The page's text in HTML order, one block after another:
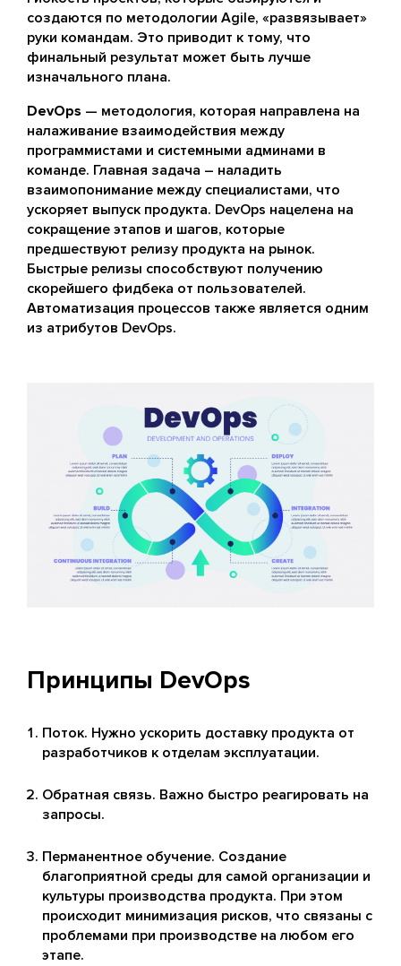
создаются по методологии Agile, «развязывает»
руки командам. Это приводит к тому, что
финальный результат может быть лучше
изначального плана.
DevOps — методология, которая направлена на
налаживание взаимодействия между
программистами и системными админами в
команде. Главная задача – наладить
взаимопонимание между специалистами, что
ускоряет выпуск продукта. DevOps нацелена на
сокращение этапов и шагов, которые
предшествуют релизу продукта на рынок.
Быстрые релизы способствуют получению
скорейшего фидбека от пользователей.
Автоматизация процессов также является одним
из атрибутов DevOps.
Принципы DevOps
Поток. Нужно ускорить доставку продукта от
разработчиков к отделам эксплуатации.
Обратная связь. Важно быстро реагировать на
запросы.
Перманентное обучение. Создание
благоприятной среды для самой организации и
культуры производства продукта. При этом
происходит минимизация рисков, что связаны с
проблемами при производстве на любом его
этапе.